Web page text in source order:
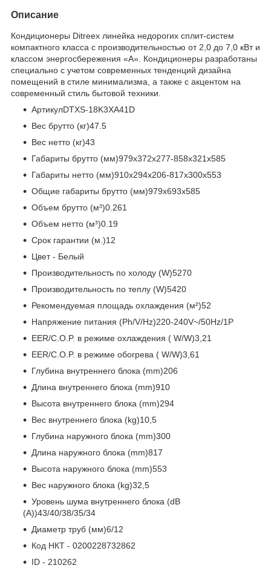
Описание
Кондиционеры Ditreex линейка недорогих сплит-систем
компактного класса с производительностью от 2,0 до 7,0 кВт и
классом энергосбережения «А». Кондиционеры разработаны
специально с учетом современных тенденций дизайна
помещений в стиле минимализма, а также c акцентом на
современный стиль бытовой техники.
АртикулDTXS-18K3XA41D
Вес брутто (кг)47.5
Вес нетто (кг)43
Габариты брутто (мм)979x372x277-858x321x585
Габариты нетто (мм)910x294x206-817x300x553
Общие габариты брутто (мм)979x693x585
Объем брутто (м³)0.261
Объем нетто (м³)0.19
Срок гарантии (м.)12
Цвет - Белый
Производительность по холоду (W)5270
Производительность по теплу (W)5420
Рекомендуемая площадь охлаждения (м²)52
Напряжение питания (Ph/V/Hz)220-240V~/50Hz/1P
EER/C.O.P. в режиме охлаждения ( W/W)3,21
EER/C.O.P. в режиме обогрева ( W/W)3,61
Глубина внутреннего блока (mm)206
Длина внутреннего блока (mm)910
Высота внутреннего блока (mm)294
Вес внутреннего блока (kg)10,5
Глубина наружного блока (mm)300
Длина наружного блока (mm)817
Высота наружного блока (mm)553
Вес наружного блока (kg)32,5
Уровень шума внутреннего блока (dB
(A))43/40/38/35/34
Диаметр труб (мм)6/12
Код НКТ - 0200228732862
ID - 210262